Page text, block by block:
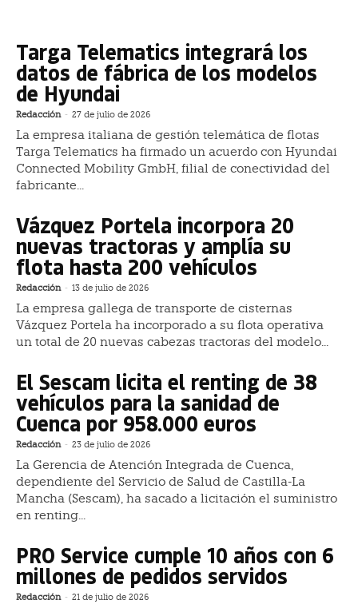
Targa Telematics integrará los
datos de fábrica de los modelos
de Hyundai
Redacción - 27 de julio de 2026
La empresa italiana de gestión telemática de flotas
Targa Telematics ha firmado un acuerdo con Hyundai
Connected Mobility GmbH, filial de conectividad del
fabricante...
Vázquez Portela incorpora 20
nuevas tractoras y amplía su
flota hasta 200 vehículos
Redacción - 13 de julio de 2026
La empresa gallega de transporte de cisternas
Vázquez Portela ha incorporado a su flota operativa
un total de 20 nuevas cabezas tractoras del modelo...
El Sescam licita el renting de 38
vehículos para la sanidad de
Cuenca por 958.000 euros
Redacción - 23 de julio de 2026
La Gerencia de Atención Integrada de Cuenca,
dependiente del Servicio de Salud de Castilla-La
Mancha (Sescam), ha sacado a licitación el suministro
en renting...
PRO Service cumple 10 años con 6
millones de pedidos servidos
Redacción - 21 de julio de 2026